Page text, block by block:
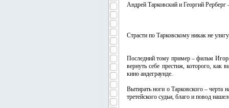
Андрей Тарковский и Георгий Рерберг
Страсти по Тарковскому никак не
Последний тому пример – фильм
вернуть себе престиж, которого, как
кино андеграунде.
Вытирать ноги о Тарковского – черта
третейского судьи, благо и повод